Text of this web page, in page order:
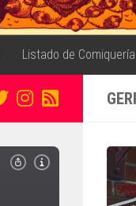
Listado de